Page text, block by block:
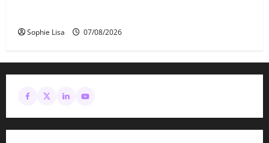
Sophie Lisa 07/08/2026